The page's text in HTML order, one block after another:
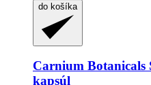
do košíka
Carnium Botanicals
kapsúl